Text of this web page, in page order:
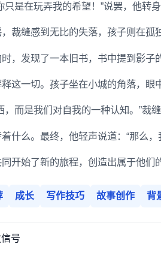
只是在玩弄我的希望！”说罢，他转
裁缝感到无比的失落，孩子则在孤
，发现了一本旧书，书中提到影
这一切。孩子坐在小城的角落，眼
，而是我们对自我的一种认知。”裁
什么。最终，他轻声说道：“那么
开始了新的旅程，创造出属于他们
成长 写作技巧 故事创作 背
号